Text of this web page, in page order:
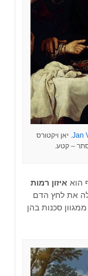
Jan– Esther en Haman voor Ahasverus. יאן ויקטורס
– קטע.
הוא איזון רמות
את לחץ הדם
ממגוון סכנות בהן